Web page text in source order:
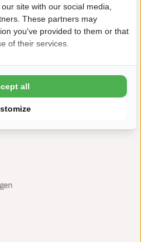
drinnen, draußen
in der Nähe
und Mietunterkünfte
site with our social media,
These partners may
you've provided to them or that
of their services.
all